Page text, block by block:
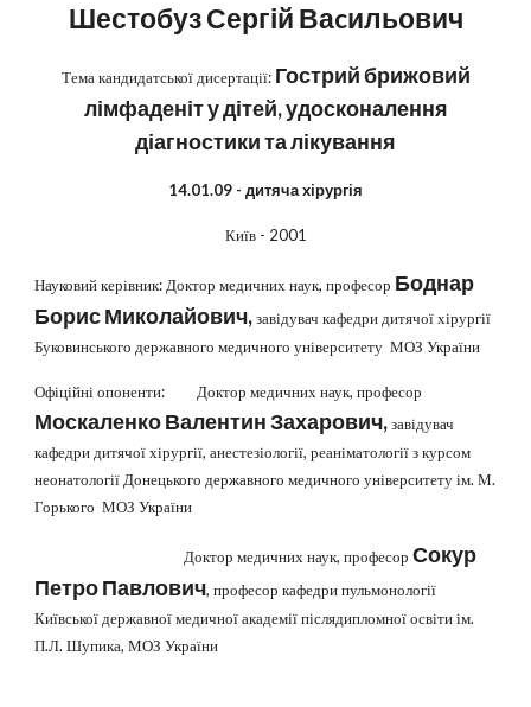
Шестобуз Сергій Ваcильович
Тема кандидатської дисертації: Гострий брижовий
лімфаденіт у дітей, удосконалення
діагностики та лікування
14.01.09 - дитяча хірургія
Київ - 2001
Науковий керівник: Доктор медичних наук, професор Боднар
Борис Миколайович,завідувач кафедри дитячої хірургії
Буковинського державного медичного університету МОЗ України
Офіційні опоненти: Доктор медичних наук, професор
Москаленко Валентин Захарович,завідувач
кафедри дитячої хірургії, анестезіології, реаніматології з курсом
неонатології Донецького державного медичного університету ім. М.
Горького МОЗ України
Доктор медичних наук, професорСокур
Петро Павлович, професор кафедри пульмонології
Київської державної медичної академії післядипломної освіти ім.
П.Л. Шупика, МОЗ України